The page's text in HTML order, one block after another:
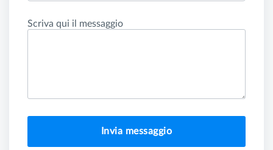
Scriva qui il messaggio
Invia messaggio